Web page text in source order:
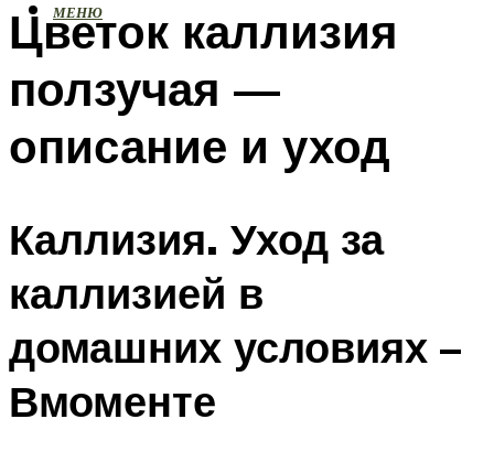
МЕНЮ
Цветок каллизия
ползучая —
описание и уход
Каллизия. Уход за
каллизией в
домашних условиях –
Вмоменте